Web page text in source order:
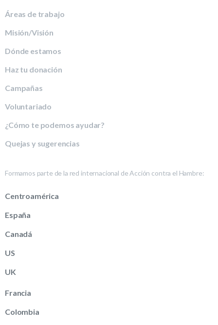
Áreas de trabajo
Misión/Visión
Dónde estamos
Haz tu donación
Campañas
Voluntariado
¿Cómo te podemos ayudar?
Quejas y sugerencias
Formamos parte de la red internacional de Acción contra el Hambre:
Centroamérica
España
Canadá
US
UK
Francia
Colombia